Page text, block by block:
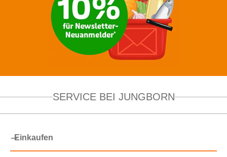
SERVICE BEI JUNGBORN
Einkaufen